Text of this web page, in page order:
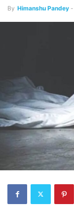
By Himanshu Pandey -